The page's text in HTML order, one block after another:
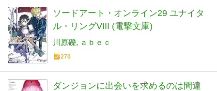
ソードアート・オンライン29 ユナイタ
ル・リングVIII (電撃文庫)
川原礫 ａｂｅｃ
270
ダンジョンに出会いを求めるのは間違